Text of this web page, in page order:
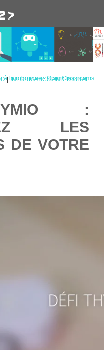
à la robotique - OpenClassrooms
|INFORMATICS AND DIGITAL
:
LES
DE VOTRE